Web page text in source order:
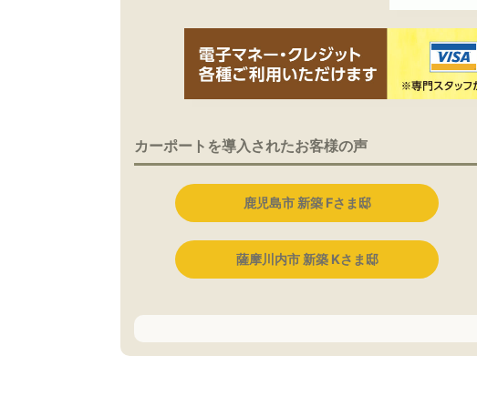
カーポートを導入されたお客様の声
鹿児島市 新築 Fさま邸
薩摩川内市 新築 Kさま邸